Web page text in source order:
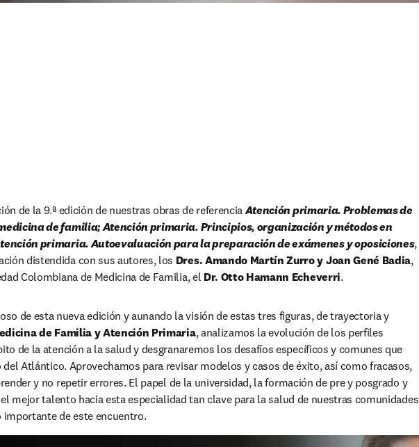
de la 9.ª edición de nuestras obras de referencia Atención primaria. Problemas de
de familia; Atención primaria. Principios, organización y métodos en
primaria. Autoevaluación para la preparación de exámenes y oposiciones,
distendida con sus autores, los Dres. Amando Martín Zurro y Joan Gené Badia,
Colombiana de Medicina de Familia, el Dr. Otto Hamann Echeverri.
de esta nueva edición y aunando la visión de estas tres figuras, de trayectoria y
de Familia y Atención Primaria, analizamos la evolución de los perfiles
de la atención a la salud y desgranaremos los desafíos específicos y comunes que
Atlántico. Aprovechamos para revisar modelos y casos de éxito, así como fracasos,
y no repetir errores. El papel de la universidad, la formación de pre y posgrado y
mejor talento hacia esta especialidad tan clave para la salud de nuestras comunidades
de este encuentro.